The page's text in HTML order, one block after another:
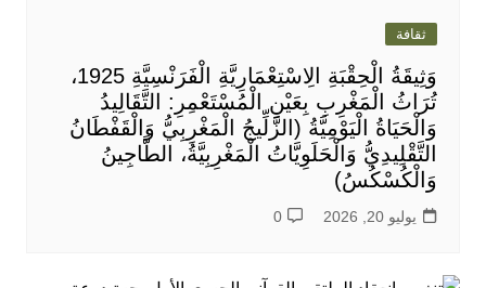
ثقافة
وَثِيقَةُ الْحِقْبَةِ الِاسْتِعْمَارِيَّةِ الْفَرَنْسِيَّةِ 1925،
تُرَاثُ الْمَغْرِبِ بِعَيْنِ الْمُسْتَعْمِرِ: التَّقَالِيدُ
وَالْحَيَاةُ الْيَوْمِيَّةُ (الزَّلِّيجُ الْمَغْرِبِيُّ وَالْقَفْطَانُ
التَّقْلِيدِيُّ وَالْحَلَوِيَّاتُ الْمَغْرِبِيَّةُ، الطَّاجِينُ
وَالْكُسْكُسُ)
يوليو 20, 2026 0